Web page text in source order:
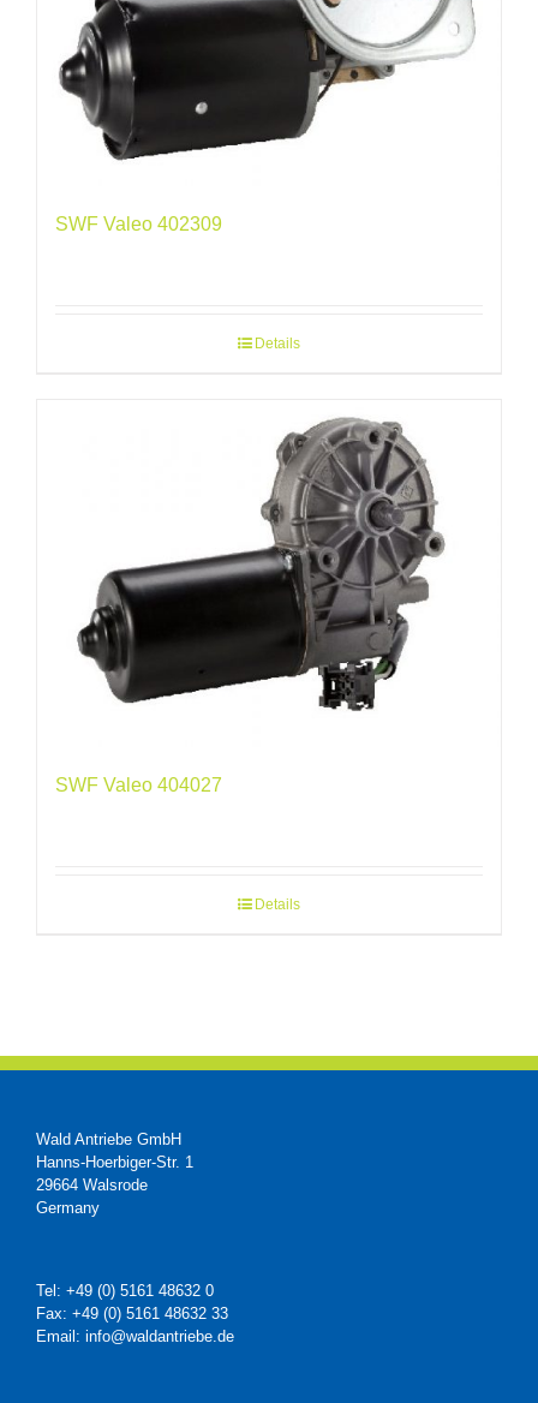
SWF Valeo 402309
Details
SWF Valeo 404027
Details
Wald Antriebe GmbH
Hanns-Hoerbiger-Str. 1
29664 Walsrode
Germany
Tel: +49 (0) 5161 48632 0
Fax: +49 (0) 5161 48632 33
Email: info@waldantriebe.de